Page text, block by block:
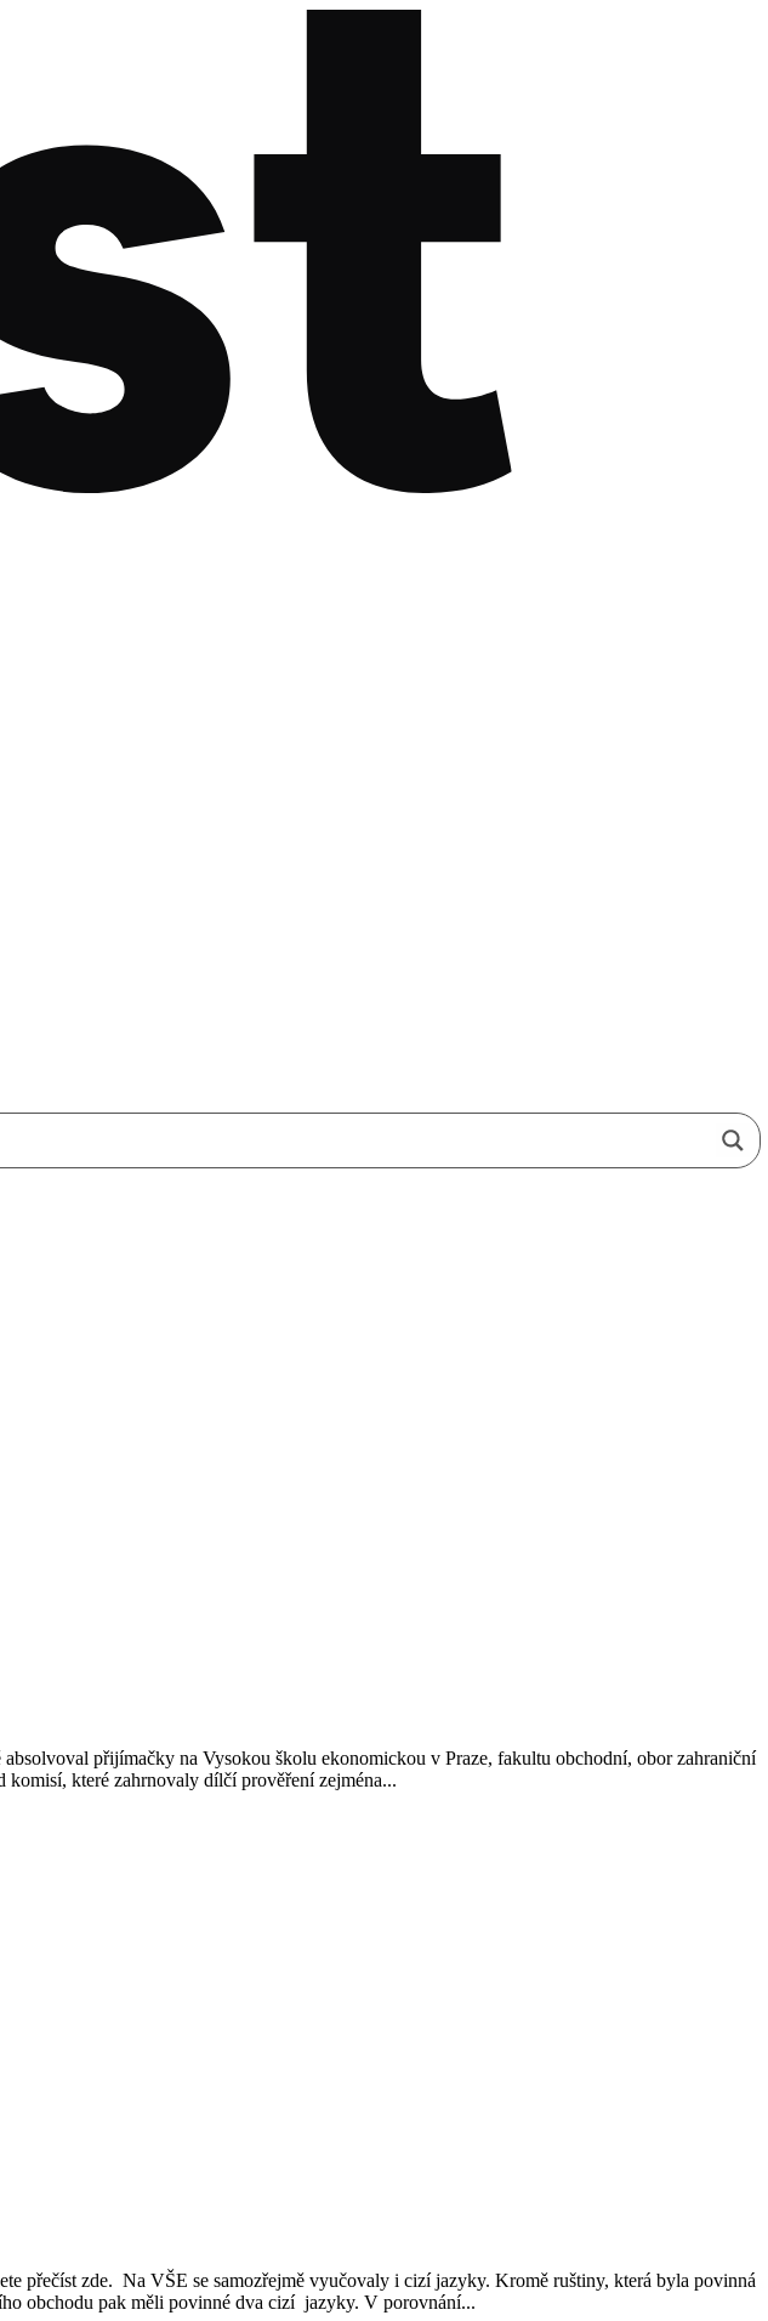
přijímačky na Vysokou školu ekonomickou v Praze, fakultu obchodní, obor zahraniční
komisí, které zahrnovaly dílčí prověření zejména...
přečíst zde. Na VŠE se samozřejmě vyučovaly i cizí jazyky. Kromě ruštiny, která byla povinná
obchodu pak měli povinné dva cizí jazyky. V porovnání...